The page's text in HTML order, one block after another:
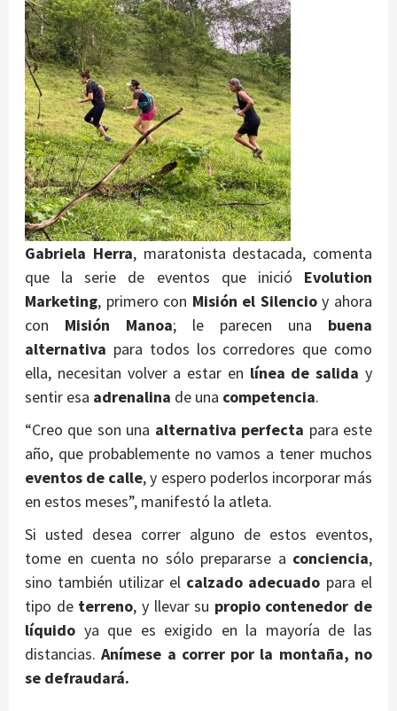
Gabriela Herra, maratonista destacada, comenta
que la serie de eventos que inició Evolution
Marketing, primero con Misión el Silencioy ahora
con Misión Manoa; le parecen una buena
alternativa para todos los corredores que como
ella, necesitan volver a estar en línea de saliday
sentir esa adrenalina de una competencia.
“Creo que son una alternativa perfecta para este
año, que probablemente no vamos a tener muchos
eventos de calle, y espero poderlos incorporar más
en estos meses”, manifestó la atleta.
Si usted desea correr alguno de estos eventos,
tome en cuenta no sólo prepararse a conciencia,
sino también utilizar el calzado adecuado para el
tipo deterreno, y llevar su propio contenedor de
líquido ya que es exigido en la mayoría de las
distancias.Anímese a correr por la montaña, no
se defraudará.